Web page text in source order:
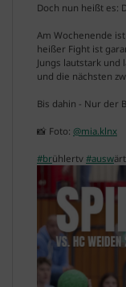
Doch nun heißt es:
Am Wochenende
heißer Fight ist
Jungs lautstark
und die nächsten
Bis dahin - Nur der
📸 Foto: @mia.klnx
#brühlertv #ausw